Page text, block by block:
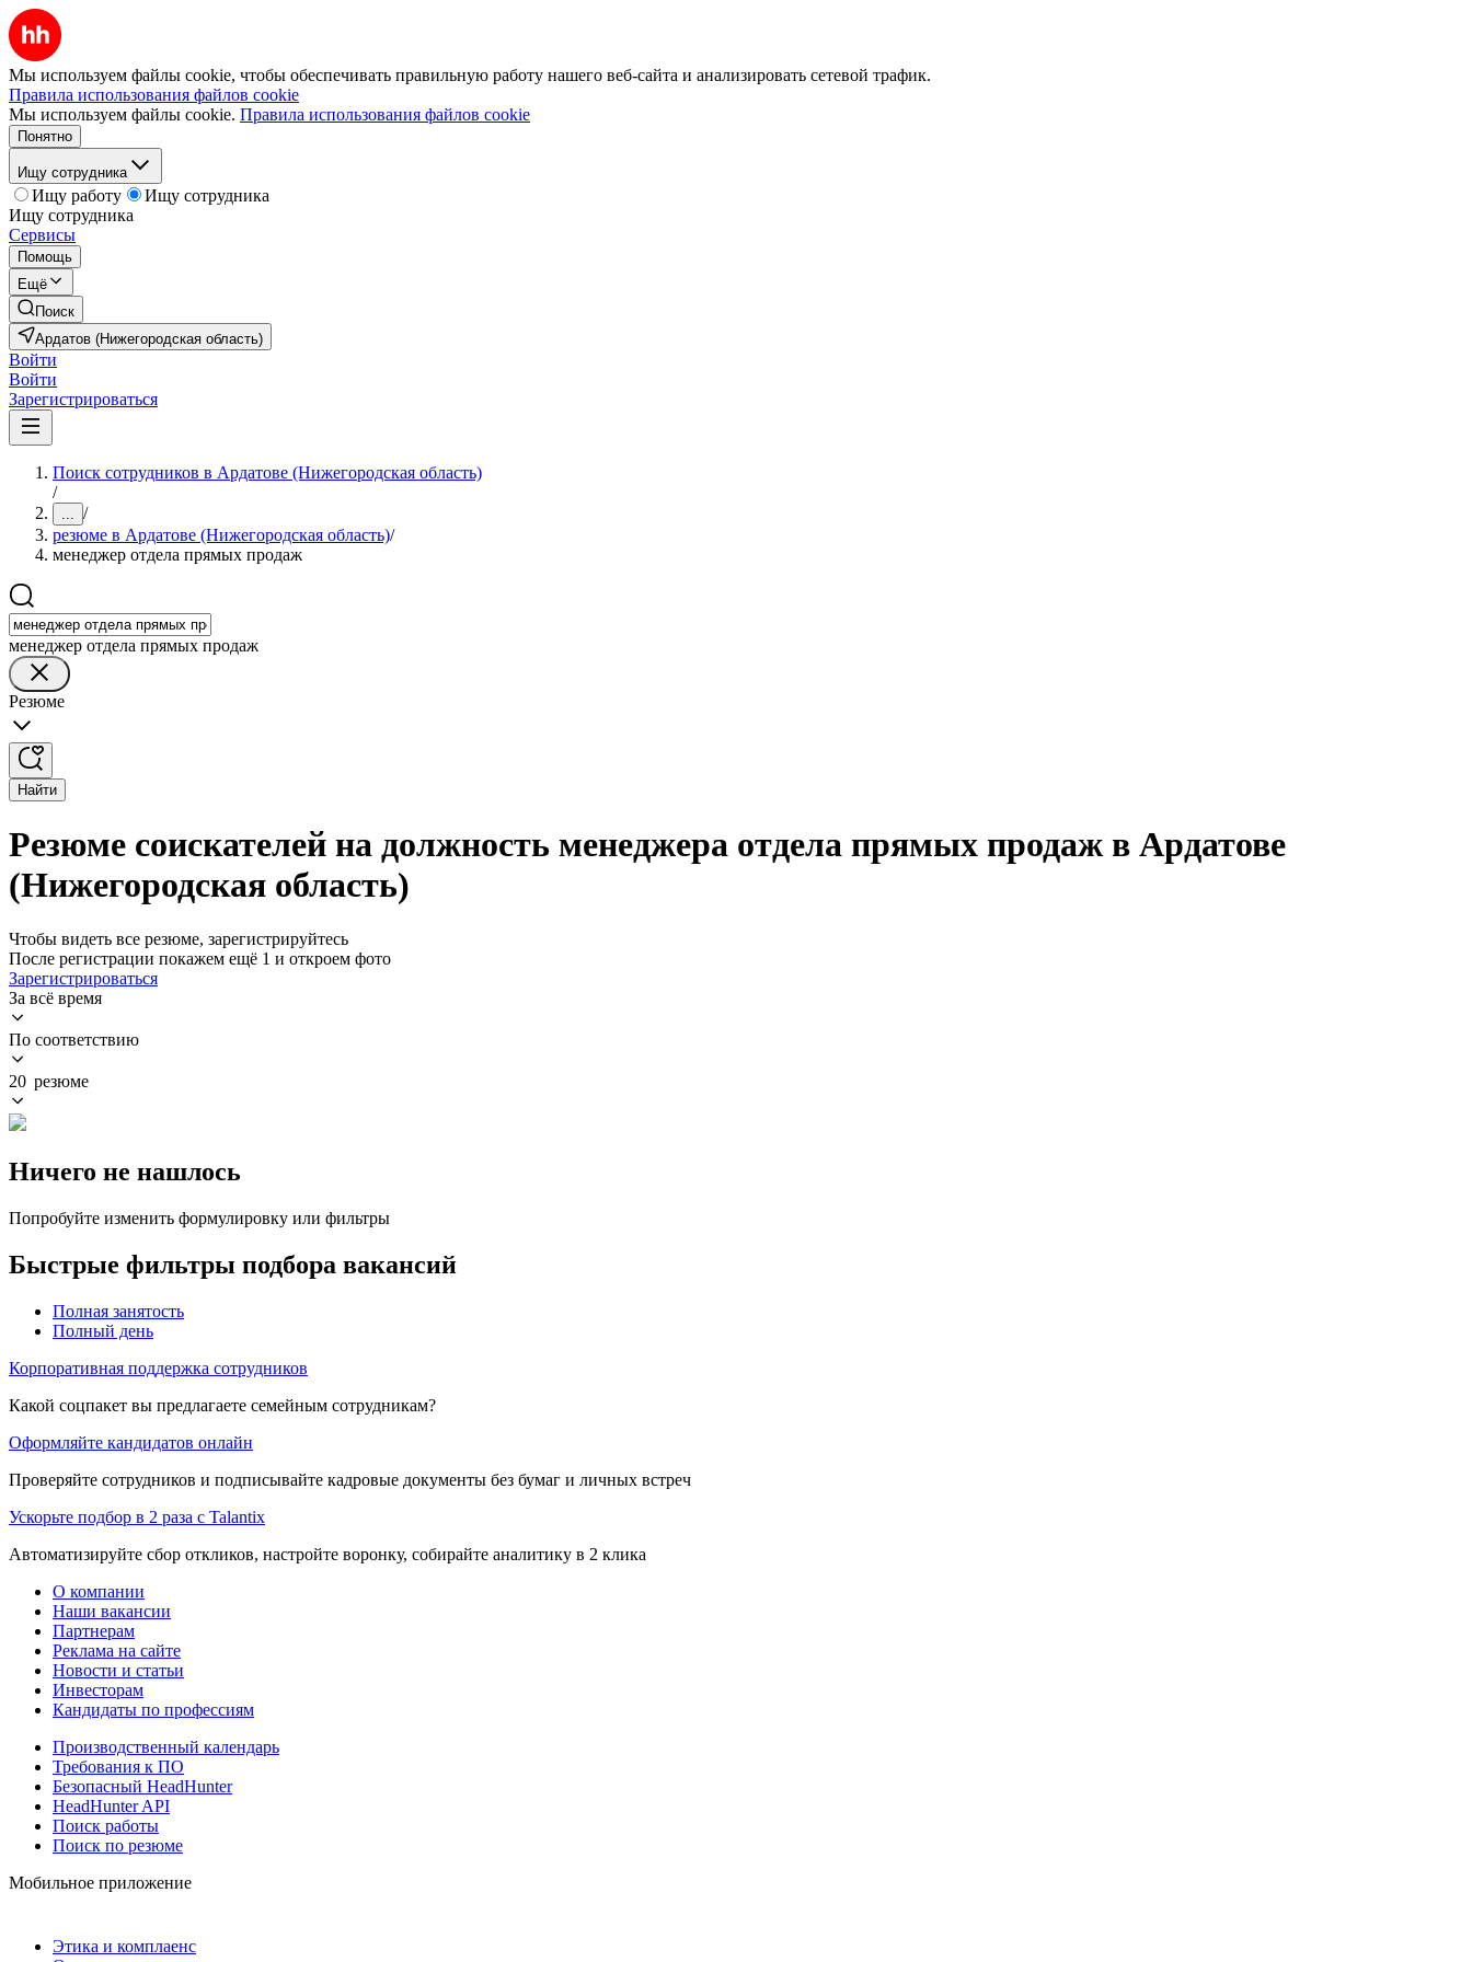
Мы используем файлы cookie, чтобы обеспечивать правильную работу нашего веб-сайта и анализировать сетевой трафик.
Правила использования файлов cookie
Мы используем файлы cookie. Правила использования файлов cookie
Понятно
Ищу сотрудника
Ищу работу
Ищу сотрудника
Ищу сотрудника
Сервисы
Помощь
Ещё
Поиск
Ардатов (Нижегородская область)
Войти
Войти
Зарегистрироваться
Поиск сотрудников в Ардатове (Нижегородская область)
/
... /
резюме в Ардатове (Нижегородская область)/
менеджер отдела прямых продаж
менеджер отдела прямых продаж
Резюме
Найти
Резюме соискателей на должность менеджера отдела прямых продаж в Ардатове
(Нижегородская область)
Чтобы видеть все резюме, зарегистрируйтесь
После регистрации покажем ещё 1 и откроем фото
Зарегистрироваться
За всё время
По соответствию
20 резюме
Ничего не нашлось
Попробуйте изменить формулировку или фильтры
Быстрые фильтры подбора вакансий
Полная занятость
Полный день
Корпоративная поддержка сотрудников
Какой соцпакет вы предлагаете семейным сотрудникам?
Оформляйте кандидатов онлайн
Проверяйте сотрудников и подписывайте кадровые документы без бумаг и личных встреч
Ускорьте подбор в 2 раза с Talantix
Автоматизируйте сбор откликов, настройте воронку, собирайте аналитику в 2 клика
О компании
Наши вакансии
Партнерам
Реклама на сайте
Новости и статьи
Инвесторам
Кандидаты по профессиям
Производственный календарь
Требования к ПО
Безопасный HeadHunter
HeadHunter API
Поиск работы
Поиск по резюме
Мобильное приложение
Этика и комплаенс